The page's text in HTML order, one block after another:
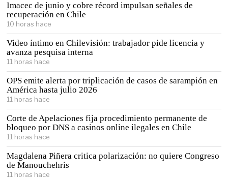
Imacec de junio y cobre récord impulsan señales de
recuperación en Chile
10 horas hace
Video íntimo en Chilevisión: trabajador pide licencia y
avanza pesquisa interna
11 horas hace
OPS emite alerta por triplicación de casos de sarampión en
América hasta julio 2026
11 horas hace
Corte de Apelaciones fija procedimiento permanente de
bloqueo por DNS a casinos online ilegales en Chile
11 horas hace
Magdalena Piñera critica polarización: no quiere Congreso
de Manouchehris
11 horas hace